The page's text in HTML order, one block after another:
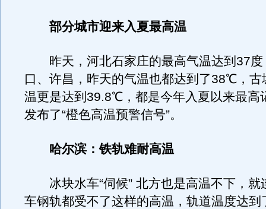
部分城市迎来入夏最高温
昨天，河北石家庄的最高气温达到37度
口、许昌，昨天的气温也都达到了38℃，古
温更是达到39.8℃，都是今年入夏以来最高
发布了“橙色高温预警信号”。
哈尔滨：铁轨难耐高温
冰块水车“伺候” 北方也是高温不下，就
车钢轨都受不了这样的高温，轨道温度达到